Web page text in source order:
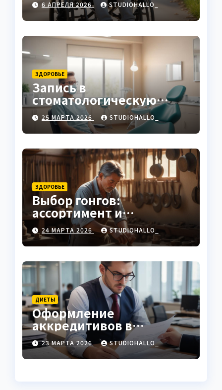
6 АПРЕЛЯ 2026 STUDIOHALLO_
ЗДОРОВЬЕ
Запись в
стоматологическую
клинику
25 МАРТА 2026 STUDIOHALLO_
ЗДОРОВЬЕ
Выбор гонгов:
ассортимент и
характеристики
24 МАРТА 2026 STUDIOHALLO_
ДИЕТЫ
Оформление
аккредитивов в
международной
торговле
23 МАРТА 2026 STUDIOHALLO_